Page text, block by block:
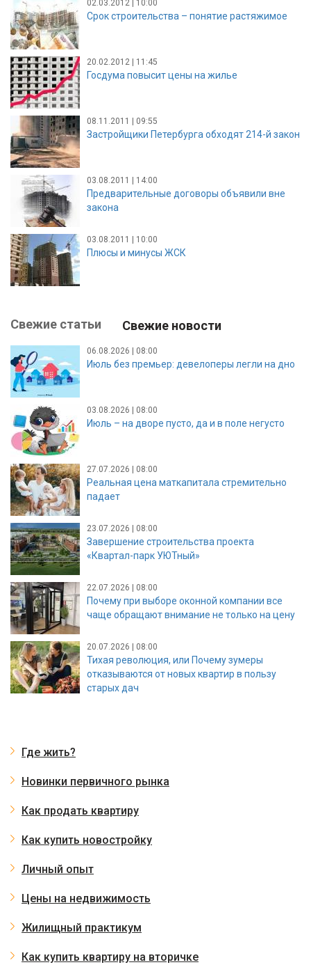
02.03.2012 | 10:00
Срок строительства – понятие растяжимое
20.02.2012 | 11:45
Госдума повысит цены на жилье
08.11.2011 | 09:55
Застройщики Петербурга обходят 214-й закон
03.08.2011 | 14:00
Предварительные договоры объявили вне
закона
03.08.2011 | 10:00
Плюсы и минусы ЖСК
Свежие статьи Свежие новости
06.08.2026 | 08:00
Июль без премьер: девелоперы легли на дно
03.08.2026 | 08:00
Июль – на дворе пусто, да и в поле негусто
27.07.2026 | 08:00
Реальная цена маткапитала стремительно
падает
23.07.2026 | 08:00
Завершение строительства проекта
«Квартал-парк УЮТный»
22.07.2026 | 08:00
Почему при выборе оконной компании все
чаще обращают внимание не только на цену
20.07.2026 | 08:00
Тихая революция, или Почему зумеры
отказываются от новых квартир в пользу
старых дач
Где жить?
Новинки первичного рынка
Как продать квартиру
Как купить новостройку
Личный опыт
Цены на недвижимость
Жилищный практикум
Как купить квартиру на вторичке